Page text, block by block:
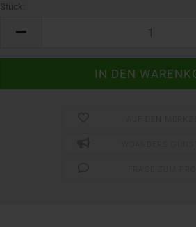
Stück: